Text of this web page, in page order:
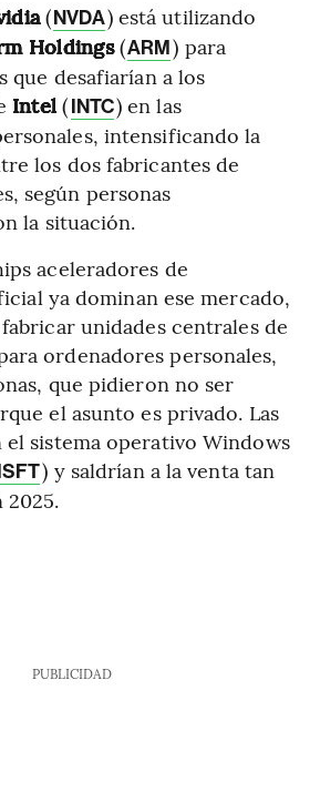
(NVDA) está utilizando
Holdings(ARM) para
que desafiarían a los
Intel(INTC) en las
intensificando la
los dos fabricantes de
según personas
la situación.
aceleradores de
ya dominan ese mercado,
unidades centrales de
ordenadores personales,
que pidieron no ser
el asunto es privado. Las
el sistema operativo Windows
) y saldrían a la venta tan
PUBLICIDAD